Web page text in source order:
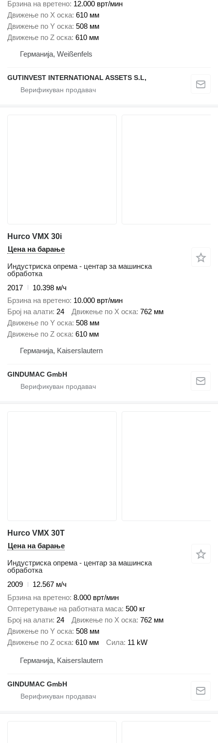
Брзина на вретено 12.000 врт/мин
Движење по Х оска 610 мм
Движење по Y оска 508 мм
Движење по Z оска 610 мм
Германија, Weißenfels
GUTINVEST INTERNATIONAL ASSETS S.L,
Hurco VMX 30i
Цена на барање
Индустриска опрема - центар за машинска
обработка
2017
10.398 м/ч
Брзина на вретено 10.000 врт/мин
Број на алати 24 Движење по Х оска 762 мм
Движење по Y оска 508 мм
Движење по Z оска 610 мм
Германија, Kaiserslautern
GINDUMAC GmbH
Hurco VMX 30T
Цена на барање
Индустриска опрема - центар за машинска
обработка
2009
12.567 м/ч
Брзина на вретено 8.000 врт/мин
Оптеретување на работната маса 500 кг
Број на алати 24 Движење по Х оска 762 мм
Движење по Y оска 508 мм
Движење по Z оска 610 мм Сила 11 kW
Германија, Kaiserslautern
GINDUMAC GmbH